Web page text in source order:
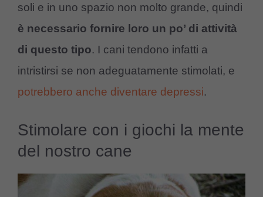
soli e in uno spazio non molto grande, quindi
è necessario fornire loro un po’ di attività
di questo tipo. I cani tendono infatti a
intristirsi se non adeguatamente stimolati, e
potrebbero anche diventare depressi.
Stimolare con i giochi la mente
del nostro cane